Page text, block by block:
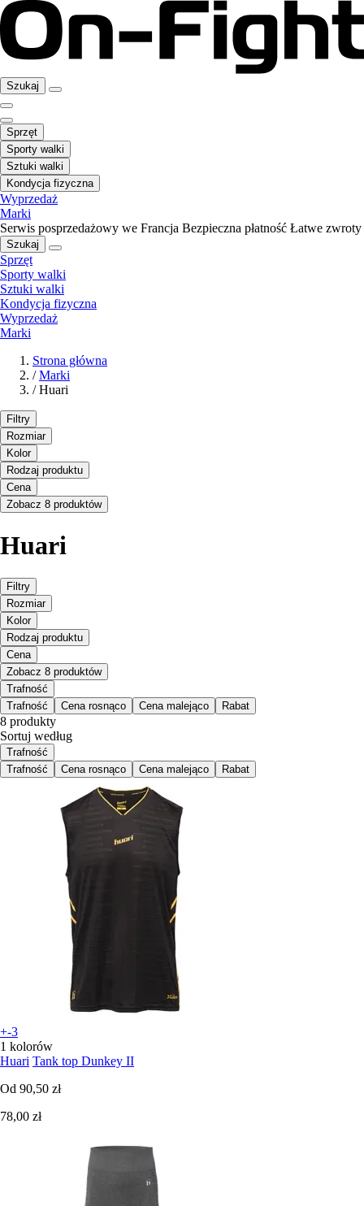
Szukaj
Sprzęt
Sporty walki
Sztuki walki
Kondycja fizyczna
Wyprzedaż
Marki
Serwis posprzedażowy we Francja Bezpieczna płatność Łatwe zwroty
Szukaj
Sprzęt
Sporty walki
Sztuki walki
Kondycja fizyczna
Wyprzedaż
Marki
Strona główna
/ Marki
/ Huari
Filtry
Rozmiar
Kolor
Rodzaj produktu
Cena
Zobacz 8 produktów
Huari
Filtry
Rozmiar
Kolor
Rodzaj produktu
Cena
Zobacz 8 produktów
Trafność
Trafność
Cena rosnąco Cena malejąco Rabat
8 produkty
Sortuj według
Trafność
Trafność
Cena rosnąco Cena malejąco Rabat
+-3
1 kolorów
Huari Tank top Dunkey II
Od 90,50 zł
78,00 zł